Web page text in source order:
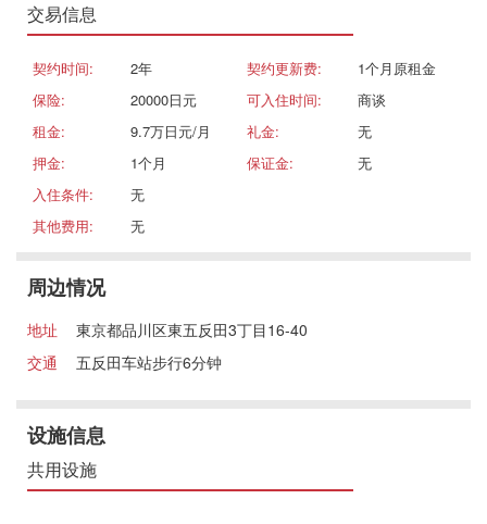
交易信息
契约时间: 2年 契约更新费:
1个月原租金
保险:
20000日元 可入住时间:
商谈
租金:
9.7万日元/月 礼金:
无
押金:
1个月 保证金:
无
入住条件:
无
其他费用:
无
周边情况
地址
東京都品川区東五反田3丁目16-40
交通
五反田车站步行6分钟
设施信息
共用设施